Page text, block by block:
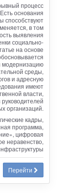
процесс
основания
способствуют
в том
выявления
социально-
на основе
модернизацию
среды,
и адресную
имеют
власти,
организаций.
кадры,
программа,
цифровая
неравенство,
Перейти